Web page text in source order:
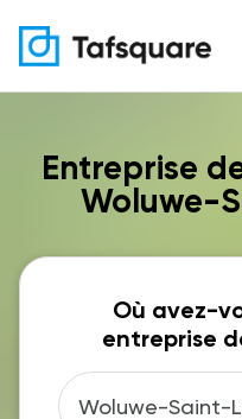
Entreprise
Woluwe-
Où avez-
entreprise